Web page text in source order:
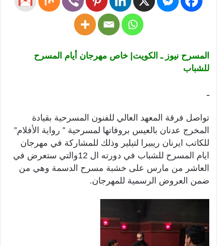
المسرح نيوز ـ الكويت| خاص مهرجان أيام المسرح
للشباب
ـ
تواصل فرقة المعهد العالي للفنون المسرحية بقيادة
المخرج عدنان بالعيس بروفاتها لمسرحية ” رواية الأفلام”
للكاتب ايرنان ريبيرا لتيلير وذلك للمشاركة في مهرجان
ايام المسرح للشباب في دورته ال 12والتي ستعرض في
العاشر من مارس على خشبة مسرح الدسمة وهي من
ضمن العروض الرسمية للمهرجان.